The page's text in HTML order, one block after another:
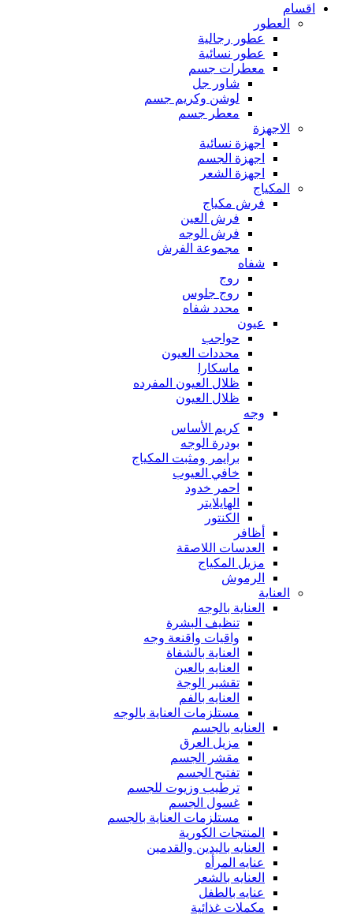
اقسام
العطور
عطور رجالية
عطور نسائية
معطرات جسم
شاور جل
لوشن وكريم جسم
معطر جسم
الاجهزة
اجهزة نسائية
اجهزة الجسم
اجهزة الشعر
المكياج
فرش مكياج
فرش العين
فرش الوجه
مجموعة الفرش
شفاه
روج
روج جلوس
محدد شفاه
عيون
حواجب
محددات العيون
ماسكارا
ظلال العيون المفرده
ظلال العيون
وجه
كريم الأساس
بودرة الوجه
برايمر ومثبت المكياج
خافي العيوب
احمر خدود
الهايلايتر
الكنتور
أظافر
العدسات اللاصقة
مزيل المكياج
الرموش
العناية
العناية بالوجه
تنظيف البشرة
واقيات واقنعة وجه
العناية بالشفاة
العنايه بالعين
تقشير الوجة
العنايه بالفم
مستلزمات العناية بالوجه
العنايه بالجسم
مزيل العرق
مقشر الجسم
تفتيح الجسم
ترطيب وزيوت للجسم
غسول الجسم
مستلزمات العناية بالجسم
المنتجات الكورية
العنايه باليدين والقدمين
عنايه المرأه
العنايه بالشعر
عنايه بالطفل
مكملات غذائية